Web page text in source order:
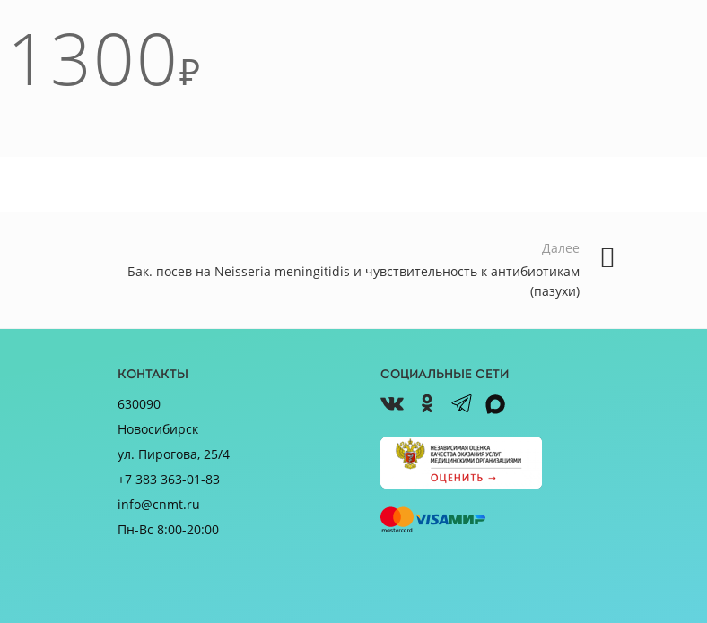
1300₽
Далее
Бак. посев на Neisseria meningitidis и чувcтвительность к антибиотикам
(пазухи)
Контакты
630090
Новосибирск
ул. Пирогова, 25/4
+7 383 363-01-83
info@cnmt.ru
Пн-Вс 8:00-20:00
Социальные сети